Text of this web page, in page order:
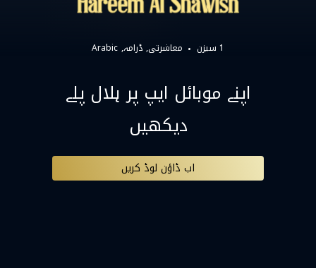
1 سیزن معاشرتی ڈرامہ Arabic
اپنے موبائل ایپ پر ہلال پلے
دیکھیں
اب ڈاؤن لوڈ کریں